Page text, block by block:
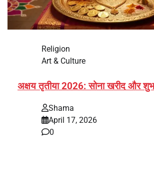
Religion
Art & Culture
अक्षय तृतीया 2026: सोना खरीद और शुभ
Shama
April 17, 2026
0